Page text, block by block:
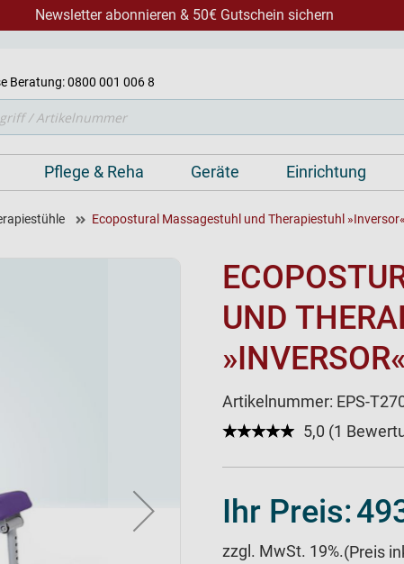
Newsletter abonnieren & 50€ Gutschein sichern
Beratung: 0800 001 006 8
Pflege & Reha Geräte Einrichtung
Ecopostural Massagestuhl und Therapiestuhl »Inversor«
UND
»INVERSOR«
Artikelnummer: EPS-
★★★★★
☆☆☆☆☆ 5,0 (1
Ihr Preis:
zzgl. MwSt. 19%.(Preis